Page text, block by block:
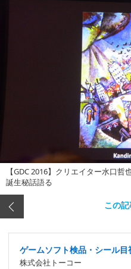
【GDC 2016】クリエイター水口
誕生秘話語る
この
ゲームソフト検品・シール目
株式会社トーコー